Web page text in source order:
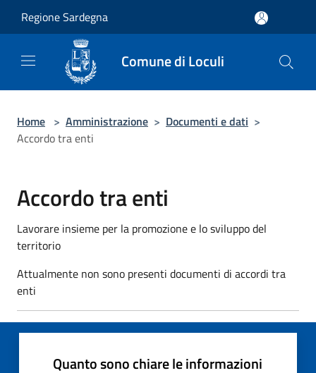
Regione Sardegna
Comune di Loculi
Home > Amministrazione > Documenti e dati >
Accordo tra enti
Accordo tra enti
Lavorare insieme per la promozione e lo sviluppo del
territorio
Attualmente non sono presenti documenti di accordi tra
enti
Quanto sono chiare le informazioni